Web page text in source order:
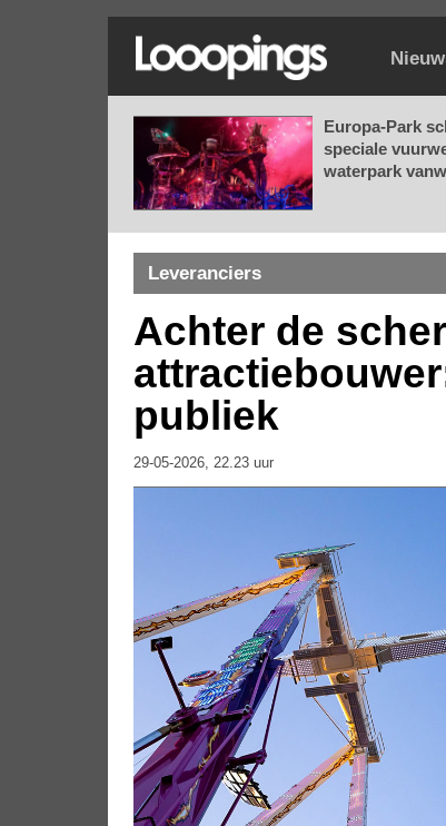
Europa-Park
speciale
waterpark
Leveranciers
Achter de
publiek
29-05-2026, 22.23 uur